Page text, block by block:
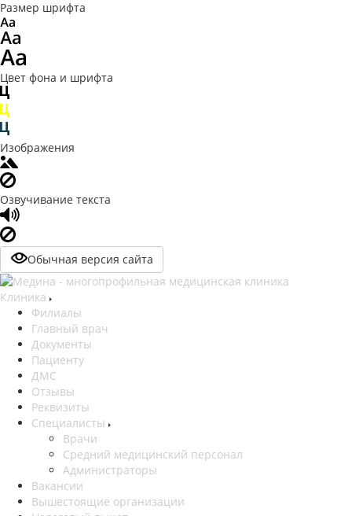
Размер шрифта
Цвет фона и шрифта
Изображения
Озвучивание текста
Обычная версия сайта
Клиника
Филиалы
Главный врач
Документы
Пациенту
ДМС
Отзывы
Реквизиты
Специалисты
Врачи
Средний медицинский персонал
Администраторы
Вакансии
Вышестоящие организации